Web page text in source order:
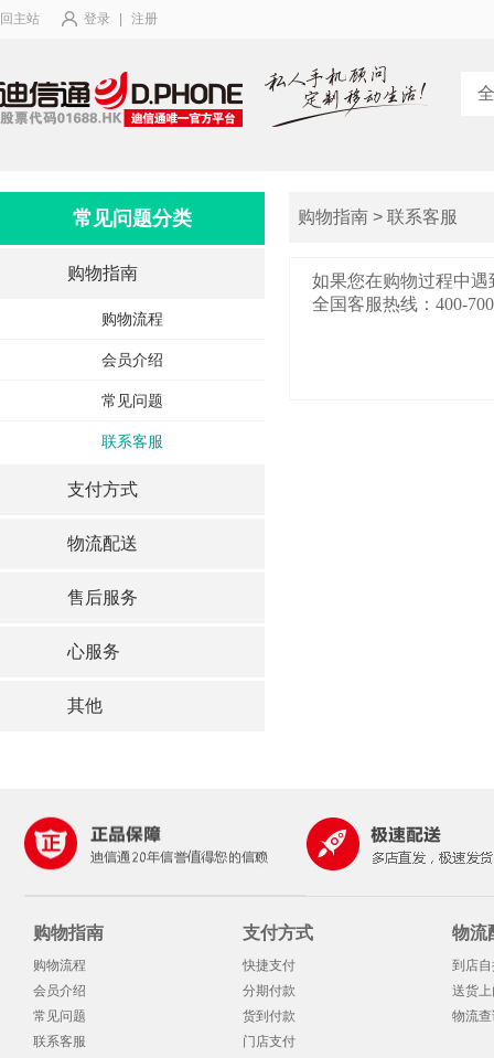
回主站 登录 注册
常见问题分类
购物指南
购物流程
会员介绍
常见问题
联系客服
支付方式
物流配送
售后服务
心服务
其他
购物指南 > 联系客服
如果您在购物过程中
全国客服热线：400-
购物指南
购物流程
会员介绍
常见问题
联系客服
支付方式
快捷支付
分期付款
货到付款
门店支付
物流
到店
送货
物流